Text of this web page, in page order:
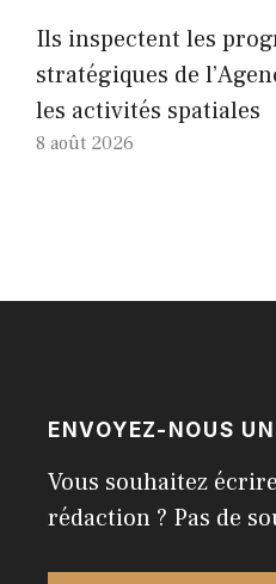
Ils inspectent les
stratégiques de
les activités spatiales
8 août 2026
ENVOYEZ-NOUS
Vous souhaitez
rédaction ? Pas de